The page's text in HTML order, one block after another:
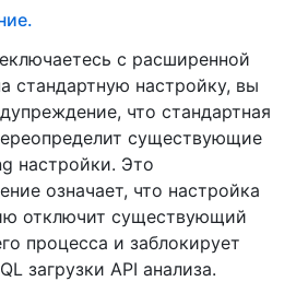
с расширенной
стандартную настройку, вы
что стандартная
существующие
настройки. Это
означает, что настройка
отключит существующий
процесса и заблокирует
загрузки API анализа.